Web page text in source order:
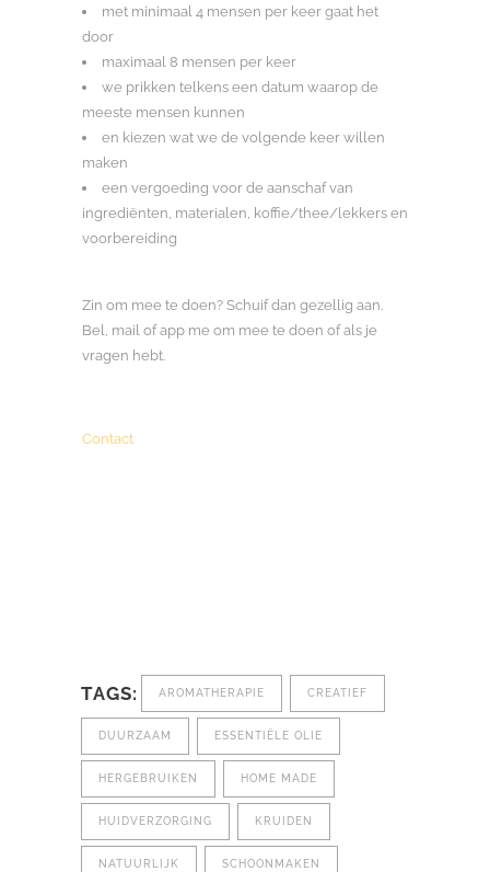
met minimaal 4 mensen per keer gaat het
door
maximaal 8 mensen per keer
we prikken telkens een datum waarop de
meeste mensen kunnen
en kiezen wat we de volgende keer willen
maken
een vergoeding voor de aanschaf van
ingrediënten, materialen, koffie/thee/lekkers en
voorbereiding
Zin om mee te doen? Schuif dan gezellig aan.
Bel, mail of app me om mee te doen of als je
vragen hebt.
Contact
TAGS: AROMATHERAPIE CREATIEF
DUURZAAM ESSENTIËLE OLIE
HERGEBRUIKEN HOME MADE
HUIDVERZORGING KRUIDEN
NATUURLIJK SCHOONMAKEN